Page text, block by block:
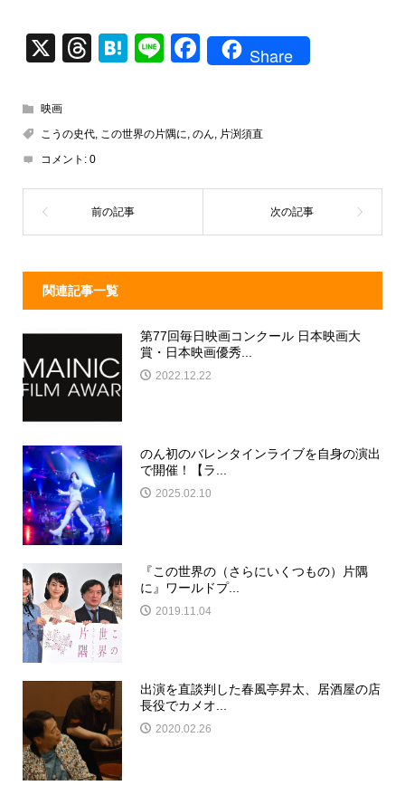
X
T
a
d
s
H
n
Li
F
e
o
Share
映画
こうの史代, この世界の片隅に, のん, 片渕須直
コメント: 0
関連記事一覧
第77回毎日映画コンクール 日本映画大
賞・日本映画優秀...
2022.12.22
のん初のバレンタインライブを自身の演出
で開催！【ラ...
2025.02.10
『この世界の（さらにいくつもの）片隅
に』ワールドプ...
2019.11.04
出演を直談判した春風亭昇太、居酒屋の店
長役でカメオ...
2020.02.26